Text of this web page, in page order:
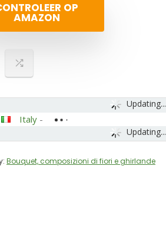
OP
AMAZON
Updating...
Updating...
Italy -
Bouquet, composizioni di fiori e ghirlande